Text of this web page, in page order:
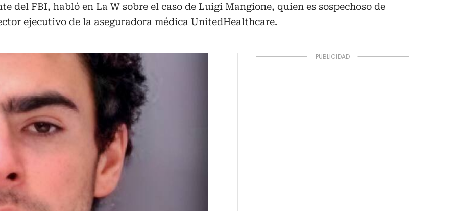
del FBI, habló en La W sobre el caso de Luigi Mangione, quien es sospechoso de
ejecutivo de la aseguradora médica UnitedHealthcare.